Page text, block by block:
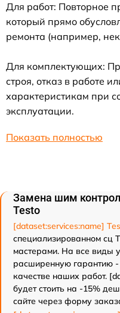
Для работ: Повторное
который прямо
ремонта (например,
Для комплектующих:
строя, отказ в работе
характеристикам при
эксплуатации.
Показать полностью
Замена шим
Testo
[dataset:services:name]
специализированном сц
мастерами. На все виды
расширенную гарантию
качестве наших работ.
будет стоить на -15%
сайте через форму